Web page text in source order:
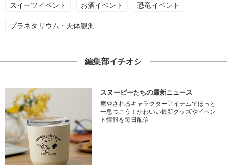
スイーツイベント お酒イベント 恐竜イベント
プラネタリウム・天体観測
編集部イチオシ
スヌーピーたちの最新ニュース
癒やされるキャラクターアイテムでほっと
一息つこう！かわいい最新グッズやイベン
ト情報を毎日配信